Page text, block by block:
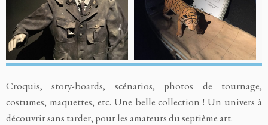
Croquis, story-boards, scénarios, photos de tournage,
costumes, maquettes, etc. Une belle collection ! Un univers à
découvrir sans tarder, pour les amateurs du septième art.